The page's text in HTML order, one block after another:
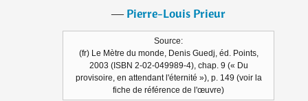
―Pierre-Louis Prieur
Source:
(fr) Le Mètre du monde, Denis Guedj, éd. Points,
2003 (ISBN 2-02-049989-4), chap. 9 (« Du
provisoire, en attendant l'éternité »), p. 149 (voir la
fiche de référence de l'œuvre)